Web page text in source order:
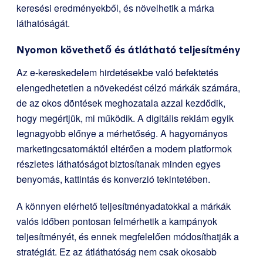
keresési eredményekből, és növelhetik a márka
láthatóságát.
Nyomon követhető és átlátható teljesítmény
Az e-kereskedelem hirdetésekbe való befektetés
elengedhetetlen a növekedést célzó márkák számára,
de az okos döntések meghozatala azzal kezdődik,
hogy megértjük, mi működik. A digitális reklám egyik
legnagyobb előnye a mérhetőség. A hagyományos
marketingcsatornáktól eltérően a modern platformok
részletes láthatóságot biztosítanak minden egyes
benyomás, kattintás és konverzió tekintetében.
A könnyen elérhető teljesítményadatokkal a márkák
valós időben pontosan felmérhetik a kampányok
teljesítményét, és ennek megfelelően módosíthatják a
stratégiát. Ez az átláthatóság nem csak okosabb